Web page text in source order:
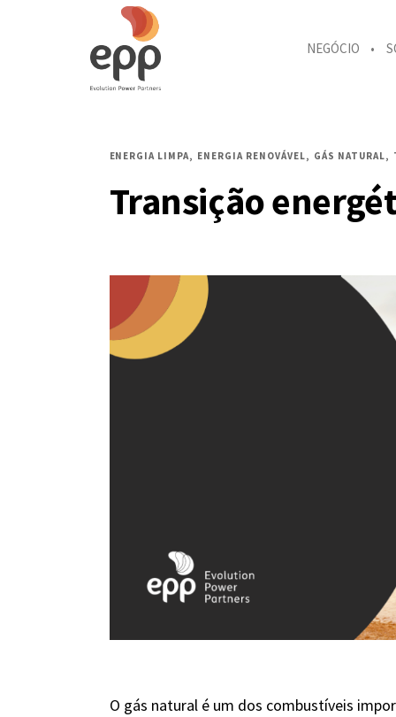
NEGÓCIO
ENERGIA LIMPA ENERGIA RENOVÁVEL GÁS NATURAL
Transição
O gás natural é um dos combustíveis